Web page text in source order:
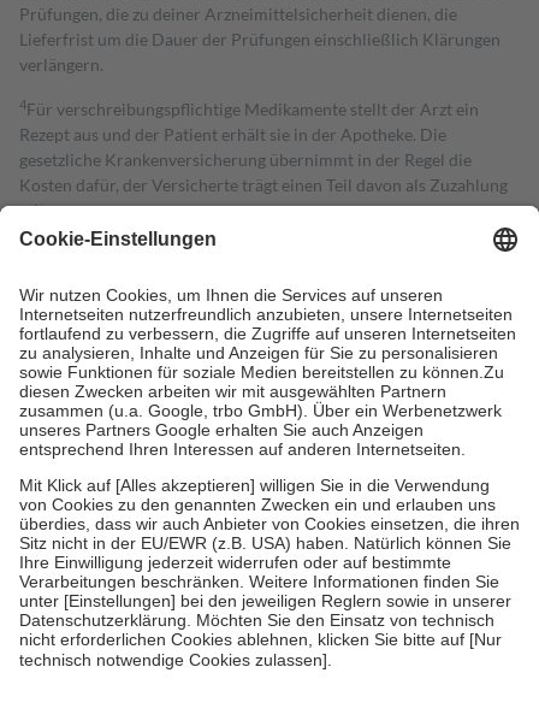
Prüfungen, die zu deiner Arzneimittelsicherheit dienen, die
Lieferfrist um die Dauer der Prüfungen einschließlich Klärungen
verlängern.
4Für verschreibungspflichtige Medikamente stellt der Arzt ein
Rezept aus und der Patient erhält sie in der Apotheke. Die
gesetzliche Krankenversicherung übernimmt in der Regel die
Kosten dafür, der Versicherte trägt einen Teil davon als Zuzahlung
mit.
Grundsätzlich leisten Mitglieder Zuzahlungen in Höhe von zehn
höchstens zehn Euro.
Es sind jedoch nie mehr als die tatsächlichen
Kosten der Leistung zu entrichten.
Diese Regeln gelten grundsätzlich auch für Online-Apotheken.
Bei Heilmitteln und häuslicher Krankenpflege beträgt die
Zuzahlung zehn Prozent der Kosten sowie zehn Euro je
Verordnung.
Um das Engagement der Versicherten für ihre eigene Gesundheit zu
stärken und die besondere Stellung der Familie zu unterstützen,
fallenkeine Zuzahlungenan bei:
• Kindern und Jugendlichen bis zum vollendeten 18. Lebensjahr
mit Ausnahme der Fahrkosten
• Untersuchungen zur Vorsorge und Früherkennung, die von der
GKV getragen werden
• empfohlenen Schutzimpfungen
• Harn- und Blutteststreifen